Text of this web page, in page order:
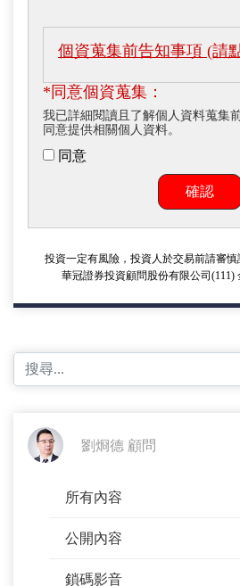
個資蒐集前告知事項 (請
*同意個資蒐集：
我已詳細閱讀且了解個人資料蒐集
同意提供相關個人資料。
同意
確認
投資一定有風險，投資人於交易前請審
華冠證券投資顧問股份有限公司(111)
劉烱德 顧問
所有內容
公開內容
鎖碼影音